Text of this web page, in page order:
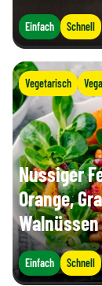
Einfach Schnell
Vegetarisch
Nussiger
Orange,
Walnüssen
Einfach Schnell